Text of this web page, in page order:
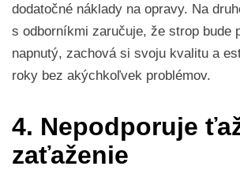
dodatočné náklady na opravy. Na
s odborníkmi zaručuje, že strop bude
napnutý, zachová si svoju kvalitu a
roky bez akýchkoľvek problémov.
4. Nepodporuje
zaťaženie